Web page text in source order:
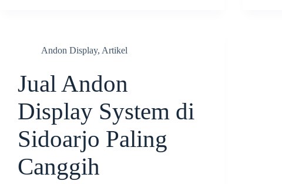
Andon Display, Artikel
Jual Andon
Display System di
Sidoarjo Paling
Canggih